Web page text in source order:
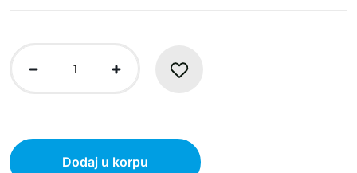
Dodaj u korpu